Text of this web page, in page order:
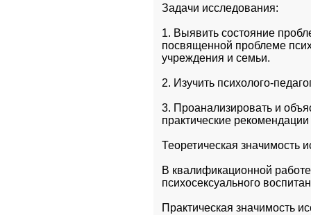
Задачи исследования:
1. Выявить состояние
посвященной проблеме
учреждения и семьи.
2. Изучить психолого-
3. Проанализировать и
практические
Теоретическая значимость
В квалификационной
психосексуального
Практическая значимость